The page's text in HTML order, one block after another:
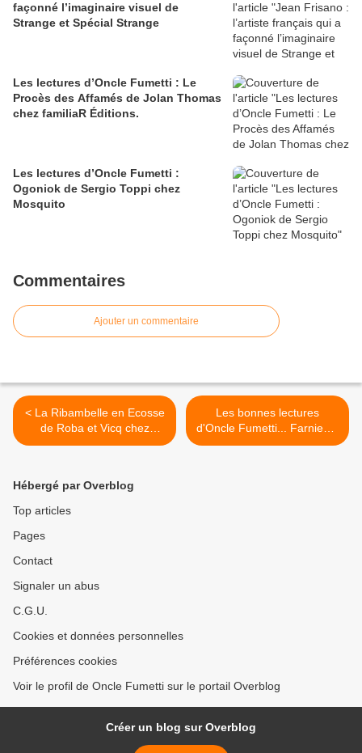
façonné l’imaginaire visuel de
Strange et Spécial Strange
Les lectures d’Oncle Fumetti : Le
Procès des Affamés de Jolan Thomas
chez familiaR Éditions.
Les lectures d’Oncle Fumetti :
Ogoniok de Sergio Toppi chez
Mosquito
Commentaires
Ajouter un commentaire
< La Ribambelle en Ecosse
de Roba et Vicq chez
Dupuis.
Les bonnes lectures
d'Oncle Fumetti... Farniente
de Lewis Trondheim et
Hébergé par Overblog
Top articles
Pages
Contact
Signaler un abus
C.G.U.
Cookies et données personnelles
Préférences cookies
Voir le profil de Oncle Fumetti sur le portail Overblog
Créer un blog sur Overblog